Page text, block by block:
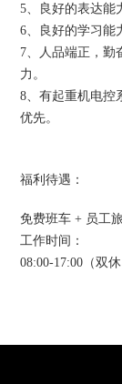
5、良好的表达能
6、良好的学习能
7、人品端正，勤
力。
8、有起重机电控
优先。
福利待遇：
免费班车 + 员工
工作时间：
08:00-17:00（双休